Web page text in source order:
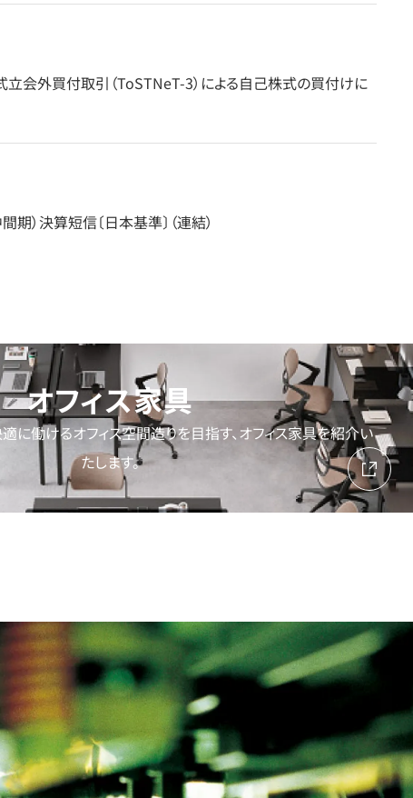
会外買付取引（ToSTNeT-3）による自己株式の買付けに
）決算短信〔日本基準〕（連結）
オフィス家具
に働けるオフィス空間造りを目指す、オフィス家具を紹介い
たします。